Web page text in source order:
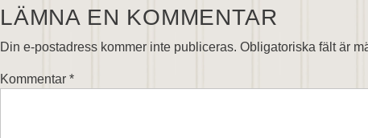
LÄMNA EN KOMMENTAR
Din e-postadress kommer inte publiceras. Obligatoriska fält är
Kommentar *